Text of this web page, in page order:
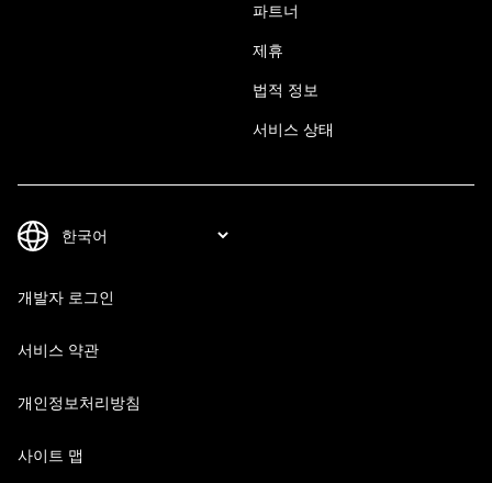
파트너
제휴
법적 정보
서비스 상태
개발자 로그인
서비스 약관
개인정보처리방침
사이트 맵